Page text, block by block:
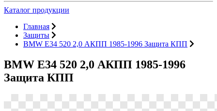
Каталог продукции
Главная
Защиты
BMW E34 520 2,0 АКПП 1985-1996 Защита КПП
BMW E34 520 2,0 АКПП 1985-1996
Защита КПП